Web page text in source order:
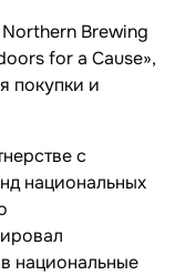
Brewing
for a Cause»,
покупки и
с
национальных
национальные